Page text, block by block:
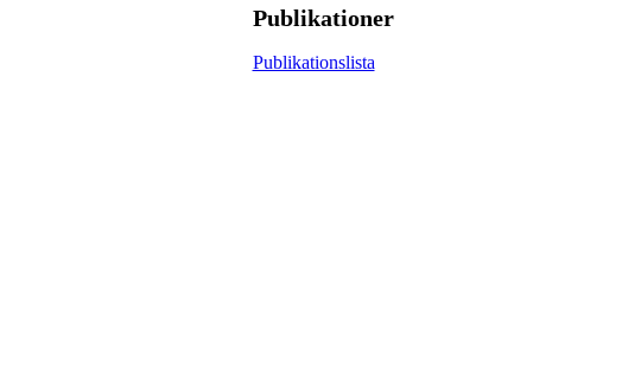
Publikationer
Publikationslista